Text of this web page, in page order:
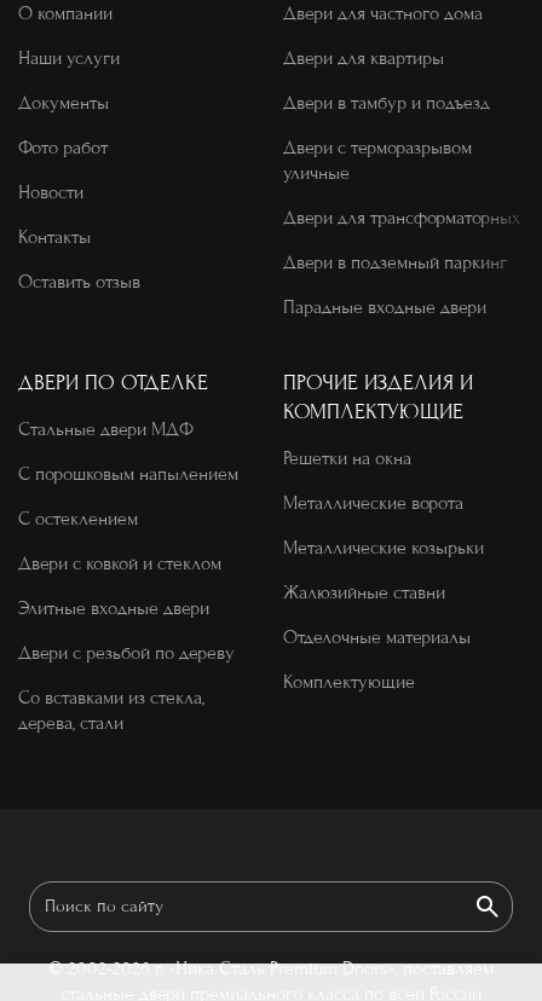
О компании
Наши услуги
Документы
Фото работ
Новости
Контакты
Оставить отзыв
Двери для частного дома
Двери для квартиры
Двери в тамбур и подъезд
Двери с терморазрывом
уличные
Двери для трансформаторных
Двери в подземный паркинг
Парадные входные двери
ДВЕРИ ПО ОТДЕЛКЕ
Стальные двери МДФ
С порошковым напылением
С остеклением
Двери с ковкой и стеклом
Элитные входные двери
Двери с резьбой по дереву
Со вставками из стекла,
дерева, стали
ПРОЧИЕ ИЗДЕЛИЯ И
КОМПЛЕКТУЮЩИЕ
Решетки на окна
Металлические ворота
Металлические козырьки
Жалюзийные ставни
Отделочные материалы
Комплектующие
© 2002-2026 г.«Ника Сталь Premium Doors», поставляем